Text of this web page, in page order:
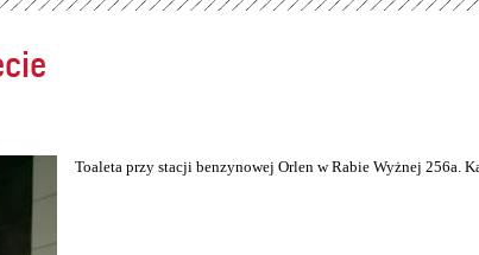
Toaleta przy stacji benzynowej Orlen w Rabie Wyżnej 256a.